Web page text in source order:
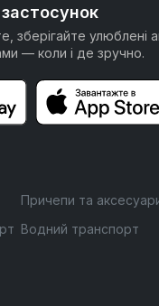
зберігайте улюблені
— коли і де зручно.
Причепи та
Водний транспорт